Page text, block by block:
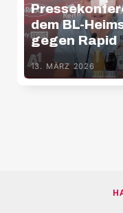
dem BL-
gegen Rapid
13. MÄRZ 2026